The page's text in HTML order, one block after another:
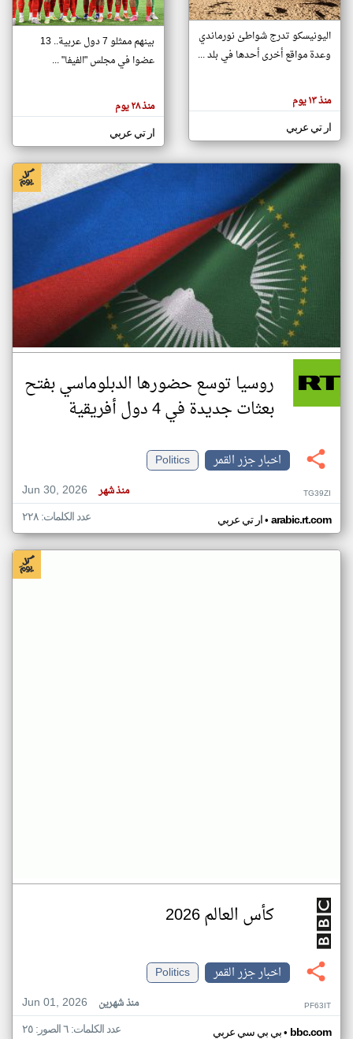
تغيير الدولة
اخبار جزر القمر على مدار الساعة
أهم اخبار جزر القمر العاجلة والمباشرة
هنا عن
وجهة
كاتبيها.
اليونيسكو تدرج شواطئ نورماندي
وعدة مواقع أخرى أحدها في بلد ...
منذ ١٣ يوم
ار تي عربي
بينهم ممثلو 7 دول عربية.. 13
عضوا في مجلس "الفيفا" ...
منذ ٢٨ يوم
ار تي عربي
روسيا توسع حضورها الدبلوماسي بفتح
بعثات جديدة في 4 دول أفريقية
اخبار جزر القمر
Politics
Jun 30, 2026
منذ شهر TG39ZI
ار تي عربي• arabic.rt.com عدد الكلمات: ٢٢٨
كأس العالم 2026
اخبار جزر القمر
Politics
Jun 01, 2026
منذ شهرين PF63IT
بي بي سي عربي• bbc.com عدد الكلمات: ٦ الصور: ٢٥
klyoum.com